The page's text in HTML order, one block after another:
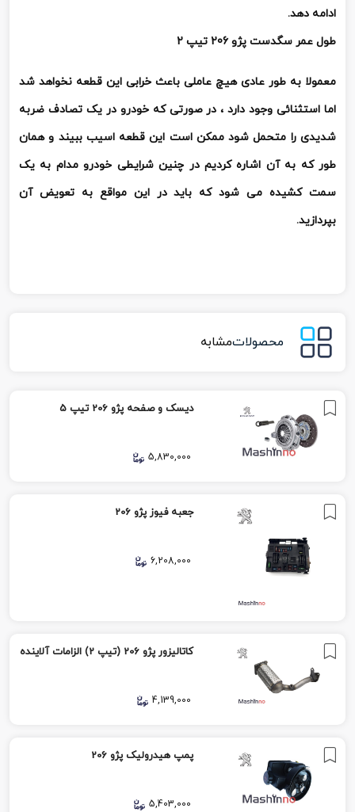
ادامه دهد.
طول عمر سگدست پژو 206 تیپ 2
معمولا به طور عادی هیچ عاملی باعث خرابی این قطعه نخواهد شد
اما استثنائی وجود دارد ، در صورتی که خودرو در یک تصادف ضربه
شدیدی را متحمل شود ممکن است این قطعه اسیب ببیند و همان
طور که به آن اشاره کردیم در چنین شرایطی خودرو مدام به یک
سمت کشیده می شود که باید در این مواقع به تعویض آن
بپردازید.
محصولاتمشابه
دیسک و صفحه پژو 206 تیپ 5
5,830,000
جعبه فیوز پژو 206
6,208,000
کاتالیزور پژو 206 (تیپ 2) الزامات آلاینده
4,139,000
پمپ هیدرولیک پژو 206
5,403,000